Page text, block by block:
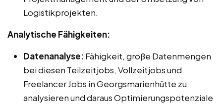
Logistikprojekten.
Analytische Fähigkeiten:
Datenanalyse: Fähigkeit, große Datenmengen
bei diesen Teilzeitjobs, Vollzeitjobs und
Freelancer Jobs in Georgsmarienhütte zu
analysieren und daraus Optimierungspotenziale